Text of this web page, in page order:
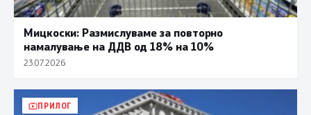
Мицкоски: Размислуваме за повторно
намалување на ДДВ од 18% на 10%
23.07.2026
ПРИЛОГ